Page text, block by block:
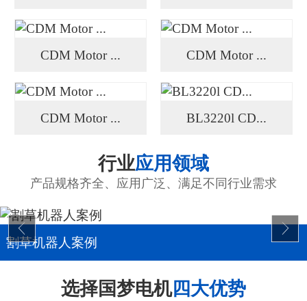
CDM Motor ... CDM Motor ...
CDM Motor ... BL3220l CD...
行业应用领域
产品规格齐全、应用广泛、满足不同行业需求
割草机器人案例
选择国梦电机四大优势